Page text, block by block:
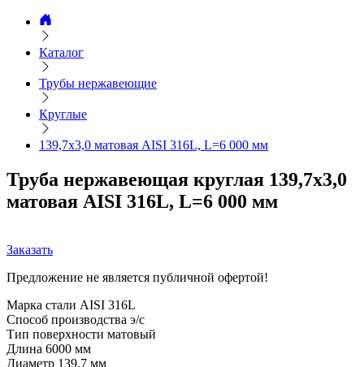
Каталог
Трубы нержавеющие
Круглые
139,7х3,0 матовая AISI 316L, L=6 000 мм
Труба нержавеющая круглая 139,7х3,0
матовая AISI 316L, L=6 000 мм
Заказать
Предложение не является публичной офертой!
Марка стали AISI 316L
Способ производства э/с
Тип поверхности матовый
Длина 6000 мм
Диаметр 139,7 мм